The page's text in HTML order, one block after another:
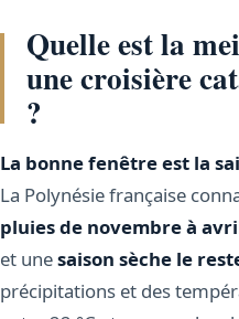
Quelle est la
une croisière
?
La bonne fenêtre est la
La Polynésie française
pluies de novembre à
et unesaison sèche le
précipitations et des